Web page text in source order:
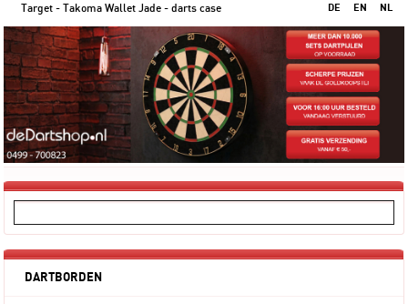
Target - Takoma Wallet Jade - darts case DE EN NL
DARTBORDEN